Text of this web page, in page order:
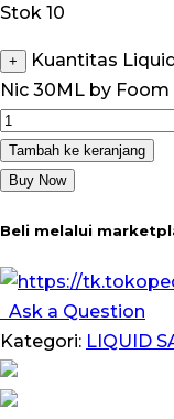
Stok 10
+
Kuantitas
Nic 30ML by Foom
Tambah ke keranjang
Buy Now
Beli melalui
Ask a Question
Kategori: LIQUID